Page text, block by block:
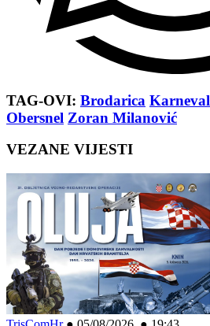
TAG-OVI: Brodarica Karneval
Obersnel Zoran Milanović
VEZANE VIJESTI